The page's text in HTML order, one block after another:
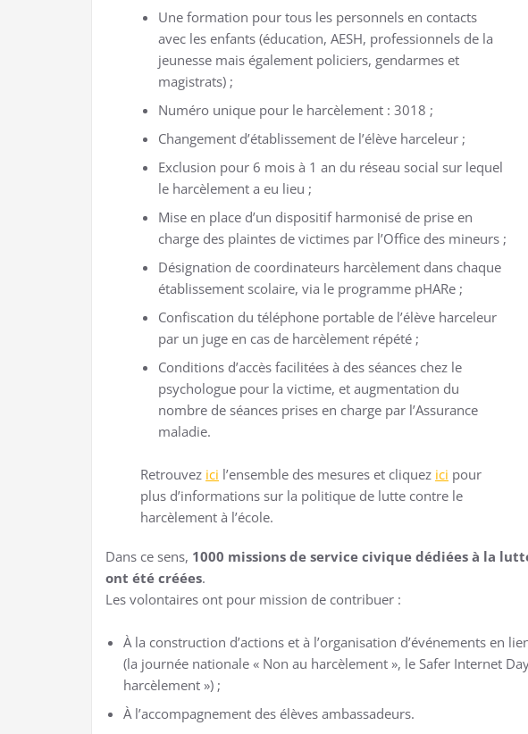
Une formation pour tous les personnels en contacts
avec les enfants (éducation, AESH, professionnels de la
jeunesse mais également policiers, gendarmes et
magistrats) ;
Numéro unique pour le harcèlement : 3018 ;
Changement d’établissement de l’élève harceleur ;
Exclusion pour 6 mois à 1 an du réseau social sur lequel
le harcèlement a eu lieu ;
Mise en place d’un dispositif harmonisé de prise en
charge des plaintes de victimes par l’Office des mineurs ;
Désignation de coordinateurs harcèlement dans chaque
établissement scolaire, via le programme pHARe ;
Confiscation du téléphone portable de l’élève harceleur
par un juge en cas de harcèlement répété ;
Conditions d’accès facilitées à des séances chez le
psychologue pour la victime, et augmentation du
nombre de séances prises en charge par l’Assurance
maladie.
Retrouvez ici l’ensemble des mesures et cliquez ici pour
plus d’informations sur la politique de lutte contre le
harcèlement à l’école.
Dans ce sens, 1000 missions de service civique dédiées à la
ont été créées.
Les volontaires ont pour mission de contribuer :
À la construction d’actions et à l’organisation d’événements en
(la journée nationale « Non au harcèlement », le Safer Internet
harcèlement ») ;
À l’accompagnement des élèves ambassadeurs.